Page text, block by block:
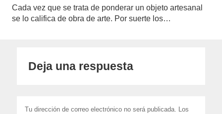
Cada vez que se trata de ponderar un objeto artesanal
se lo califica de obra de arte. Por suerte los…
Deja una respuesta
Tu dirección de correo electrónico no será publicada. Los